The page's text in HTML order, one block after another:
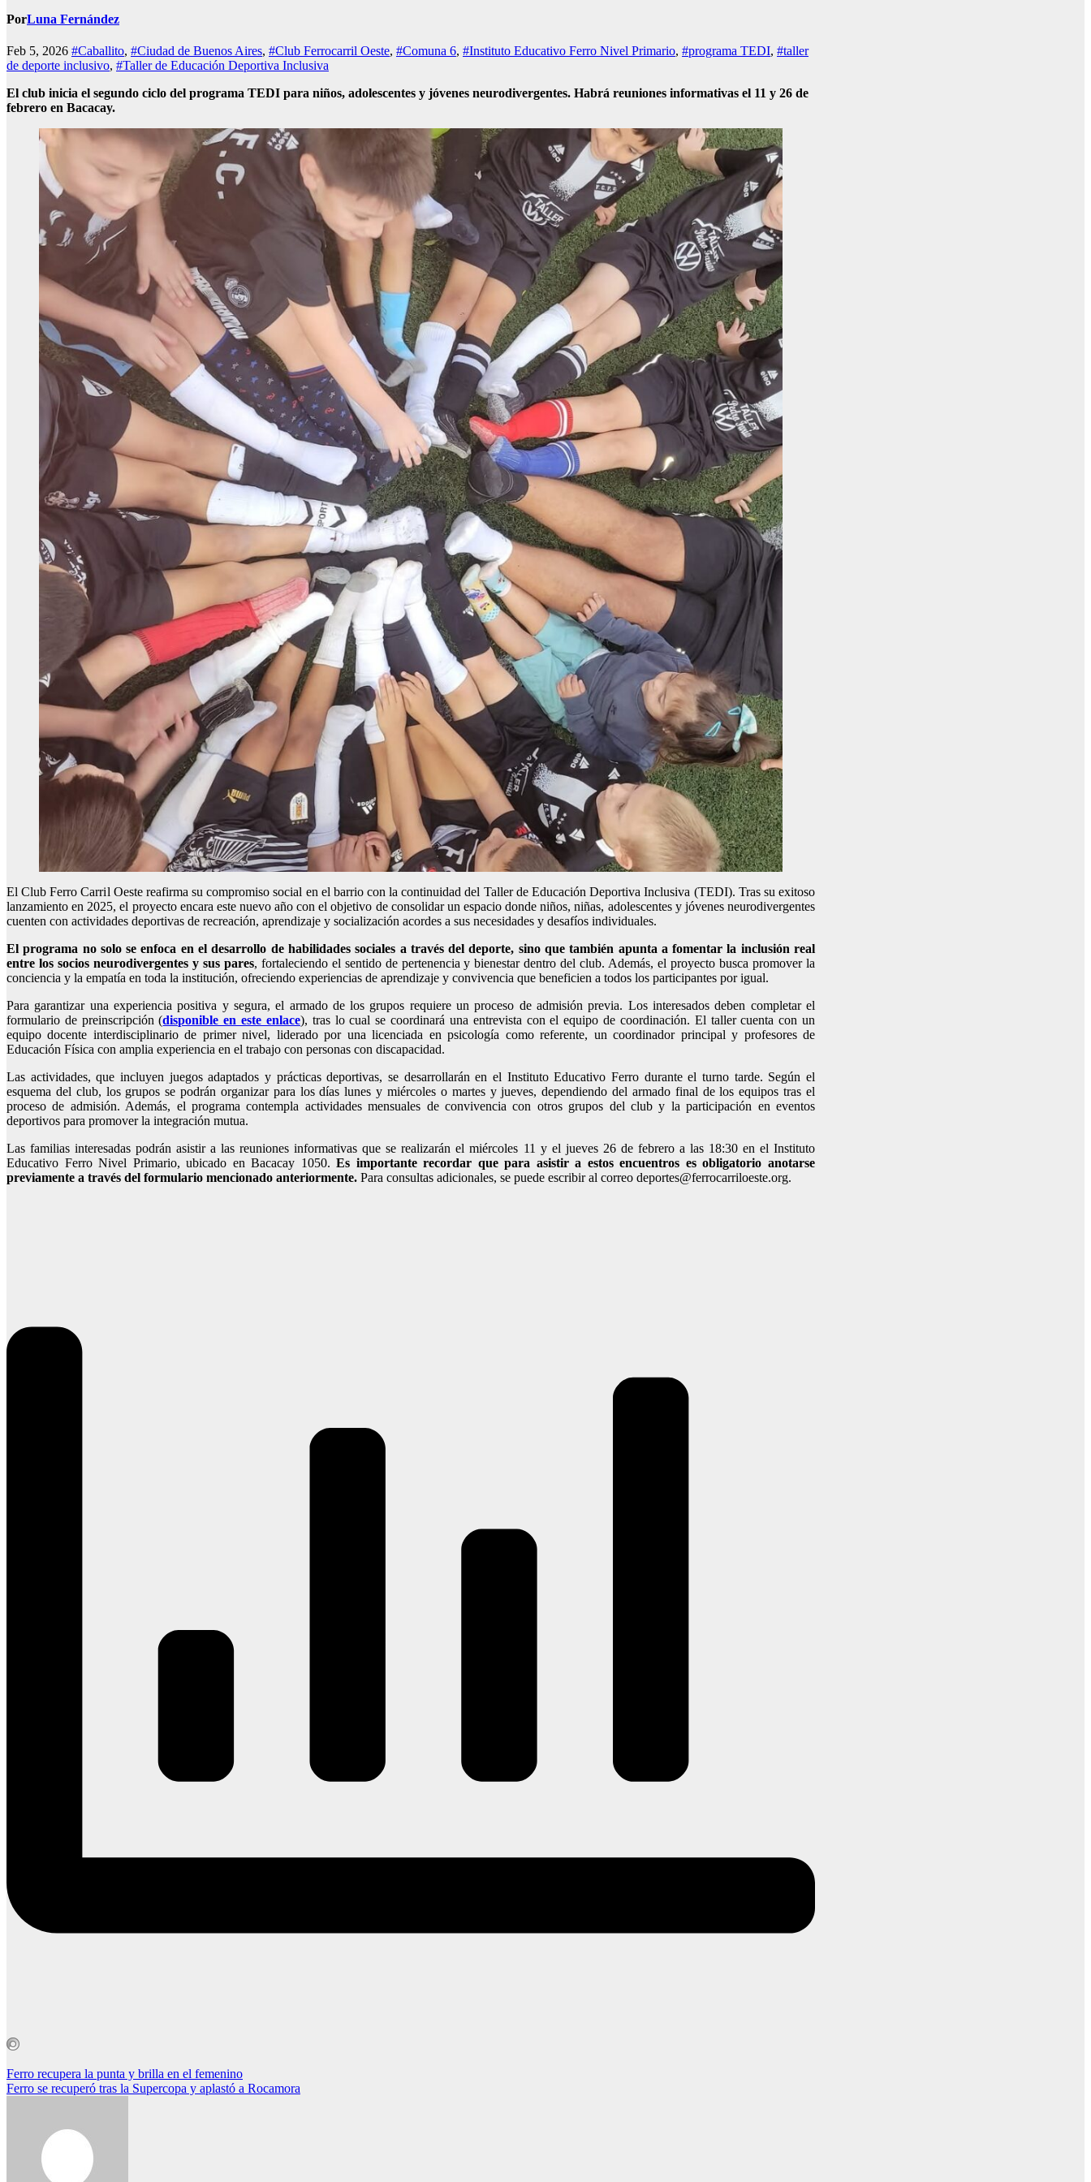
PorLuna Fernández
Feb 5, 2026 #Caballito, #Ciudad de Buenos Aires, #Club Ferrocarril Oeste, #Comuna 6, #Instituto Educativo Ferro Nivel Primario, #programa TEDI, #taller
de deporte inclusivo, #Taller de Educación Deportiva Inclusiva
El club inicia el segundo ciclo del programa TEDI para niños, adolescentes y jóvenes neurodivergentes. Habrá reuniones informativas el 11 y 26 de
febrero en Bacacay.
El Club Ferro Carril Oeste reafirma su compromiso social en el barrio con la continuidad del Taller de Educación Deportiva Inclusiva (TEDI). Tras su exitoso
lanzamiento en 2025, el proyecto encara este nuevo año con el objetivo de consolidar un espacio donde niños, niñas, adolescentes y jóvenes neurodivergentes
cuenten con actividades deportivas de recreación, aprendizaje y socialización acordes a sus necesidades y desafíos individuales.
El programa no solo se enfoca en el desarrollo de habilidades sociales a través del deporte, sino que también apunta a fomentar la inclusión real
entre los socios neurodivergentes y sus pares, fortaleciendo el sentido de pertenencia y bienestar dentro del club. Además, el proyecto busca promover la
conciencia y la empatía en toda la institución, ofreciendo experiencias de aprendizaje y convivencia que beneficien a todos los participantes por igual.
Para garantizar una experiencia positiva y segura, el armado de los grupos requiere un proceso de admisión previa. Los interesados deben completar el
formulario de preinscripción (disponible en este enlace), tras lo cual se coordinará una entrevista con el equipo de coordinación. El taller cuenta con un
equipo docente interdisciplinario de primer nivel, liderado por una licenciada en psicología como referente, un coordinador principal y profesores de
Educación Física con amplia experiencia en el trabajo con personas con discapacidad.
Las actividades, que incluyen juegos adaptados y prácticas deportivas, se desarrollarán en el Instituto Educativo Ferro durante el turno tarde. Según el
esquema del club, los grupos se podrán organizar para los días lunes y miércoles o martes y jueves, dependiendo del armado final de los equipos tras el
proceso de admisión. Además, el programa contempla actividades mensuales de convivencia con otros grupos del club y la participación en eventos
deportivos para promover la integración mutua.
Las familias interesadas podrán asistir a las reuniones informativas que se realizarán el miércoles 11 y el jueves 26 de febrero a las 18:30 en el Instituto
Educativo Ferro Nivel Primario, ubicado en Bacacay 1050.Es importante recordar que para asistir a estos encuentros es obligatorio anotarse
previamente a través del formulario mencionado anteriormente. Para consultas adicionales, se puede escribir al correo deportes@ferrocarriloeste.org.
Navegación
de
Ferro recupera la punta y brilla en el femenino
Ferro se recuperó tras la Supercopa y aplastó a Rocamora